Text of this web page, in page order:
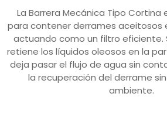
La Barrera Mecánica Tipo Cortina
para contener derrames aceitosos
actuando como un filtro eficiente.
retiene los líquidos oleosos en la
deja pasar el flujo de agua sin
la recuperación del derrame
ambiente.